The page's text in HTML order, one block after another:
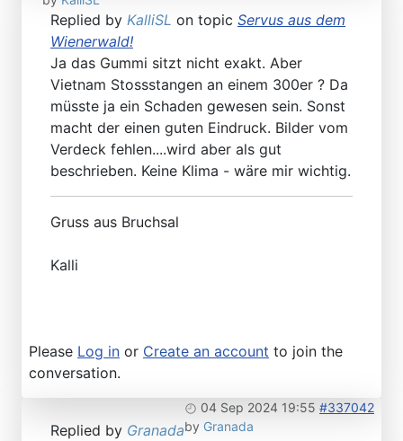
Replied by KalliSL on topic Servus aus dem
Wienerwald!
Ja das Gummi sitzt nicht exakt. Aber
Vietnam Stossstangen an einem 300er ? Da
müsste ja ein Schaden gewesen sein. Sonst
macht der einen guten Eindruck. Bilder vom
Verdeck fehlen....wird aber als gut
beschrieben. Keine Klima - wäre mir wichtig.
Gruss aus Bruchsal
Kalli
Please Log in or Create an account to join the
conversation.
04 Sep 2024 19:55 #337042
by Granada
Replied by Granada